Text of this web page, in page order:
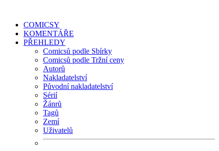
COMICSY
KOMENTÁŘE
PŘEHLEDY
Comicsů podle Sbírky
Comicsů podle Tržní ceny
Autorů
Nakladatelství
Původní nakladatelství
Sérií
Žánrů
Tagů
Zemí
Uživatelů